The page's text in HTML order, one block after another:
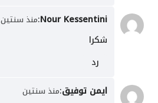
Nour Kessentini
:منذ سنتين
شكرا
رد
ايمن توفيق:منذ سنتين